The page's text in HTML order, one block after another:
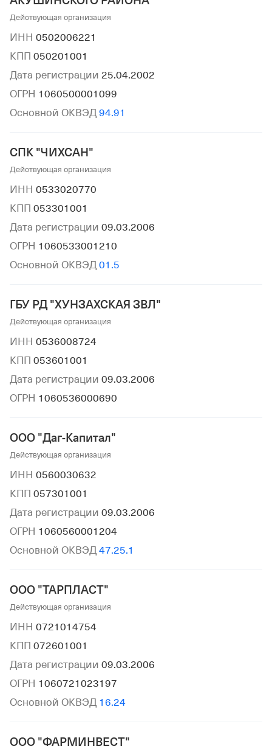
Действующая организация
ИНН 0502006221
КПП 050201001
Дата регистрации 25.04.2002
ОГРН 1060500001099
Основной ОКВЭД 94.91
СПК "ЧИХСАН"
Действующая организация
ИНН 0533020770
КПП 053301001
Дата регистрации 09.03.2006
ОГРН 1060533001210
Основной ОКВЭД 01.5
ГБУ РД "ХУНЗАХСКАЯ ЗВЛ"
Действующая организация
ИНН 0536008724
КПП 053601001
Дата регистрации 09.03.2006
ОГРН 1060536000690
ООО "Даг-Капитал"
Действующая организация
ИНН 0560030632
КПП 057301001
Дата регистрации 09.03.2006
ОГРН 1060560001204
Основной ОКВЭД 47.25.1
ООО "ТАРПЛАСТ"
Действующая организация
ИНН 0721014754
КПП 072601001
Дата регистрации 09.03.2006
ОГРН 1060721023197
Основной ОКВЭД 16.24
ООО "ФАРМИНВЕСТ"